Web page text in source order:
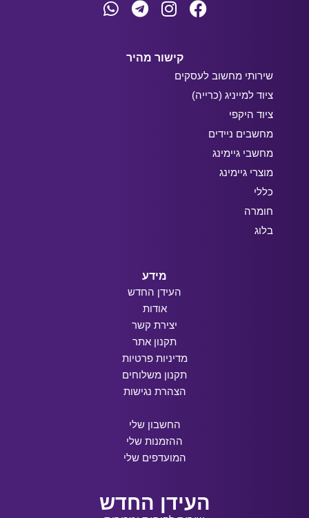
קישור מהיר
שירותי מחשוב לעסקים
ציוד למייניג (כרייה)
ציוד היקפי
מחשבים ניידים
מחשבי גיימינג
מוצרי גיימינג
כללי
חומרה
בלוג
מידע
העידן החדש
אודות
יצירת קשר
תקנון אתר
מדיניות פרטיות
תקנון משלוחים
הצהרת נגישות
החשבון שלי
ההזמנות שלי
המועדפים שלי
העידן החדש